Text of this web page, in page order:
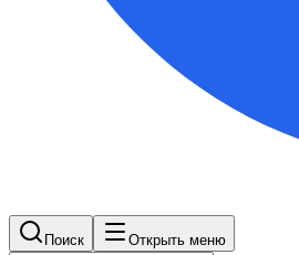
Поиск Открыть меню